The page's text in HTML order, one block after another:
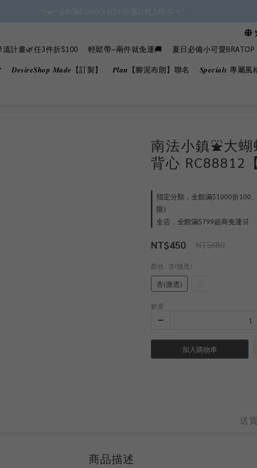
✿॰ॱ*｡ﾟ 全館滿$799即免運ॱ*｡ﾟ✿
會員點數3%回饋 無上限!!!!
溫計畫🌿任3件折$100 輕鬆帶~兩件就免運🚚 夏日必備小可愛BRATOP
𝑫𝒆𝒔𝒊𝒓𝒆𝑺𝒉𝒐𝒑 𝑴𝒂𝒅𝒆【訂製】 𝑷𝒍𝒂𝒏【腳泥布朗】聯名 𝑺𝒑𝒆𝒄𝒊𝒂𝒍𝒔 專屬風
南法小鎮⛲大
背心 RC88812
指定分類，全館滿$1000折100
限)
全店，全館滿$799超商免運🛒
NT$450 NT$680
顏色 : 杏(微透)
杏(微透)
數量
加入購物車
送
商品描述